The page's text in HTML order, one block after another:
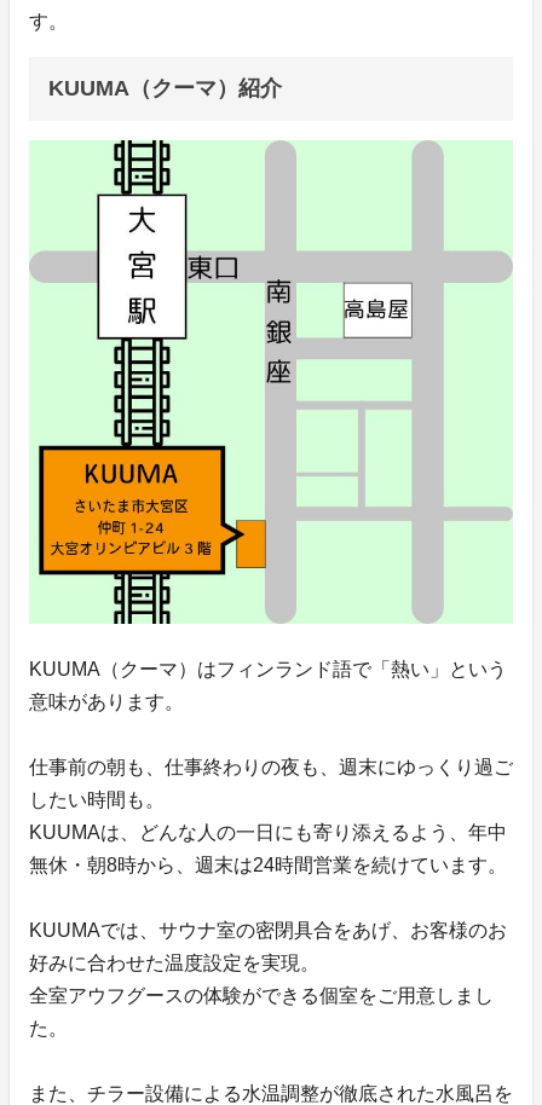
す。
KUUMA（クーマ）紹介
KUUMA（クーマ）はフィンランド語で「熱い」という
意味があります。
仕事前の朝も、仕事終わりの夜も、週末にゆっくり過ご
したい時間も。
KUUMAは、どんな人の一日にも寄り添えるよう、年中
無休・朝8時から、週末は24時間営業を続けています。
KUUMAでは、サウナ室の密閉具合をあげ、お客様のお
好みに合わせた温度設定を実現。
全室アウフグースの体験ができる個室をご用意しまし
た。
また、チラー設備による水温調整が徹底された水風呂を